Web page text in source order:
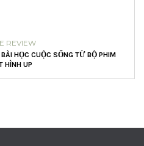
REVIEW
HỌC CUỘC SỐNG TỪ BỘ PHIM
HÌNH UP